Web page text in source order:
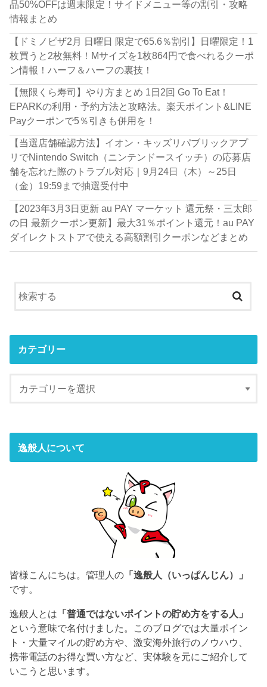
品50%OFFは週末限定！サイドメニュー等の割引・攻略
情報まとめ
【ドミノピザ2月 日曜日 限定で65.6％割引】日曜限定！1
枚買うと2枚無料！Mサイズを1枚864円で食べれるクーポ
ン情報！ハーフ＆ハーフの裏技！
【無限くら寿司】やり方まとめ 1日2回 Go To Eat！
EPARKの利用・予約方法と攻略法。楽天ポイント&LINE
Payクーポンで5％引きも併用を！
【当選店舗確認方法】イオン・キッズリパブリックアプ
リでNintendo Switch（ニンテンドースイッチ）の応募店
舗を忘れた際のトラブル対応｜9月24日（木）～25日
（金）19:59まで抽選受付中
【2023年3月3日更新 au PAY マーケット 還元祭・三太郎
の日 最新クーポン更新】最大31％ポイント還元！au PAY
ダイレクトストアで使える高額割引クーポンなどまとめ
カテゴリー
逸般人について
皆様こんにちは。管理人の 「逸般人（いっぱんじん）」
です。
逸般人とは 「普通ではないポイントの貯め方をする人」
という意味で名付けました。このブログでは大量ポイン
ト・大量マイルの貯め方や、激安海外旅行のノウハウ、
携帯電話のお得な買い方など、実体験を元にご紹介して
いこうと思います。